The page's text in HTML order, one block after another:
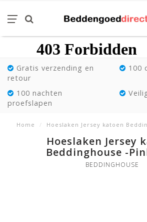
Gratis verzending en
retour
100
100 nachten
proefslapen
Home / Hoeslaken Jersey katoen
Hoeslaken Jersey
Beddinghouse -
BEDDINGHOUSE